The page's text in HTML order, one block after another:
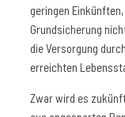
geringen
Grundsicherung
die Versorgung
erreichten
Zwar wird es